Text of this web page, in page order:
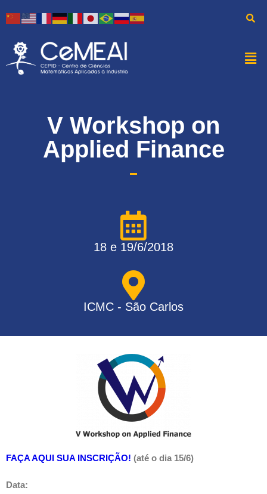
V Workshop on
Applied Finance
18 e 19/6/2018
ICMC - São Carlos
FAÇA AQUI SUA INSCRIÇÃO! (até o dia 15/6)
Data: